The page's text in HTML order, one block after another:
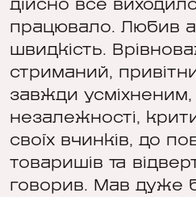
дійсно все
працювало. Любив
швидкість.
стриманий,
завжди
незалежності,
своїх вчинків, до
товаришів та
говорив. Мав дуже